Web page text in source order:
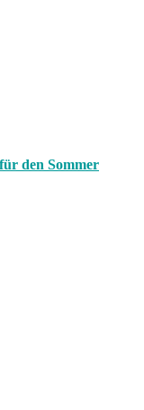
den Sommer